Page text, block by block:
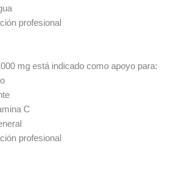
profesional
mg está indicado como apoyo para:
C
profesional